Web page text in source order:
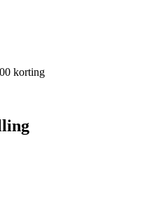
korting